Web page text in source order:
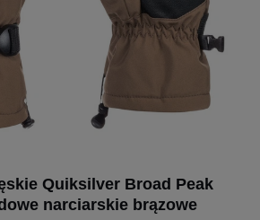
Quiksilver Broad Peak
narciarskie brązowe